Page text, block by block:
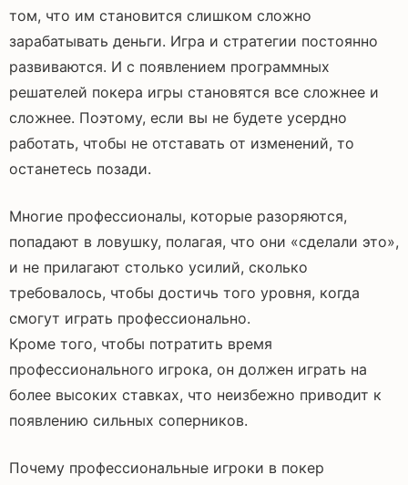
том, что им становится слишком сложно
зарабатывать деньги. Игра и стратегии постоянно
развиваются. И с появлением программных
решателей покера игры становятся все сложнее и
сложнее. Поэтому, если вы не будете усердно
работать, чтобы не отставать от изменений, то
останетесь позади.
Многие профессионалы, которые разоряются,
попадают в ловушку, полагая, что они «сделали это»,
и не прилагают столько усилий, сколько
требовалось, чтобы достичь того уровня, когда
смогут играть профессионально.
Кроме того, чтобы потратить время
профессионального игрока, он должен играть на
более высоких ставках, что неизбежно приводит к
появлению сильных соперников.
Почему профессиональные игроки в покер